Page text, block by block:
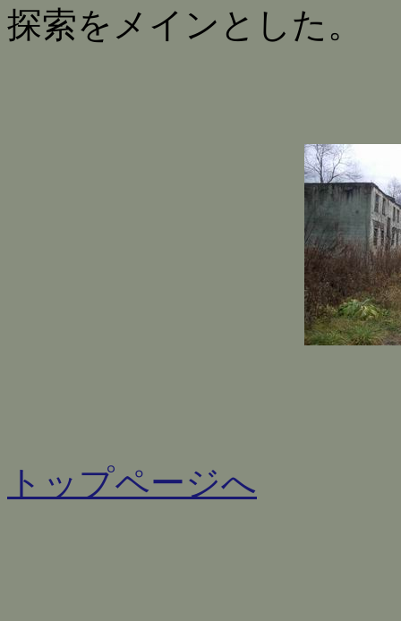
探索をメインとした。
トップページへ